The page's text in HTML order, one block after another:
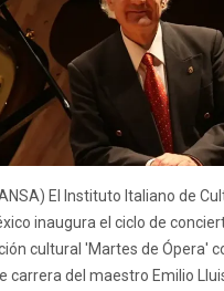
El Instituto Italiano de
inaugura el ciclo de
cultural 'Martes de Ópera'
carrera del maestro Emilio